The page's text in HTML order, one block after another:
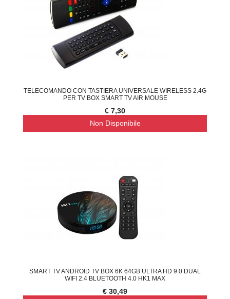
TELECOMANDO CON TASTIERA UNIVERSALE WIRELESS 2.4G
PER TV BOX SMART TV AIR MOUSE
€ 7,30
Non Disponibile
SMART TV ANDROID TV BOX 6K 64GB ULTRA HD 9.0 DUAL
WIFI 2.4 BLUETOOTH 4.0 HK1 MAX
€ 30,49